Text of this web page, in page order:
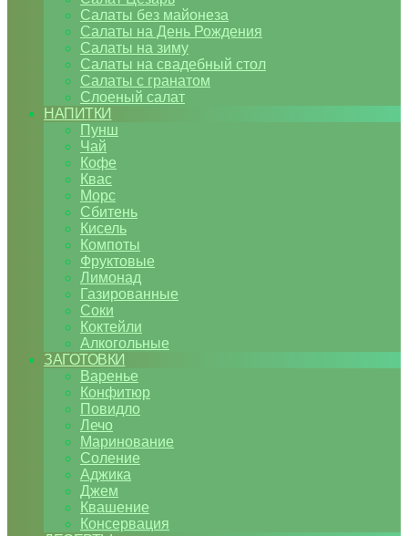
Салаты без майонеза
Салаты на День Рождения
Салаты на зиму
Салаты на свадебный стол
Салаты с гранатом
Слоеный салат
НАПИТКИ
Пунш
Чай
Кофе
Квас
Морс
Сбитень
Кисель
Компоты
Фруктовые
Лимонад
Газированные
Соки
Коктейли
Алкогольные
ЗАГОТОВКИ
Варенье
Конфитюр
Повидло
Лечо
Маринование
Соление
Аджика
Джем
Квашение
Консервация